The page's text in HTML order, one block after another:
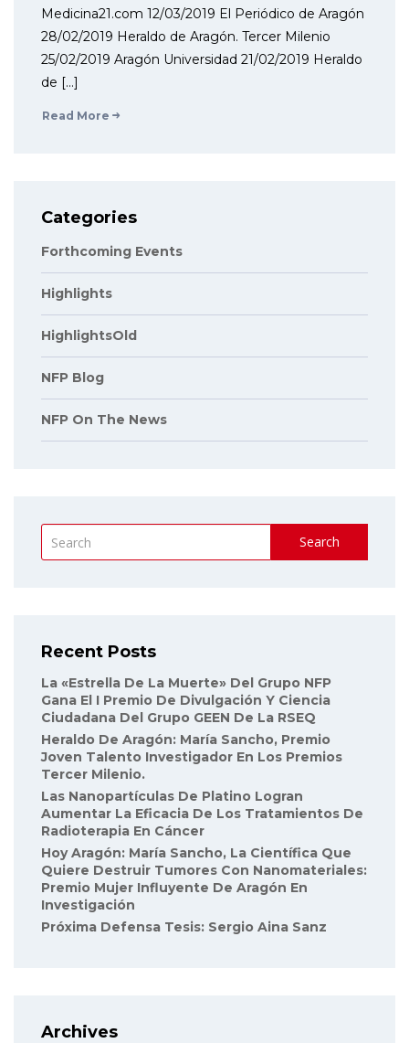
Medicina21.com 12/03/2019 El Periódico de Aragón
28/02/2019 Heraldo de Aragón. Tercer Milenio
25/02/2019 Aragón Universidad 21/02/2019 Heraldo
de […]
Read More
Categories
Forthcoming Events
Highlights
HighlightsOld
NFP Blog
NFP On The News
Search
Recent Posts
La «Estrella De La Muerte» Del Grupo NFP
Gana El I Premio De Divulgación Y Ciencia
Ciudadana Del Grupo GEEN De La RSEQ
Heraldo De Aragón: María Sancho, Premio
Joven Talento Investigador En Los Premios
Tercer Milenio.
Las Nanopartículas De Platino Logran
Aumentar La Eficacia De Los Tratamientos De
Radioterapia En Cáncer
Hoy Aragón: María Sancho, La Científica Que
Quiere Destruir Tumores Con Nanomateriales:
Premio Mujer Influyente De Aragón En
Investigación
Próxima Defensa Tesis: Sergio Aina Sanz
Archives